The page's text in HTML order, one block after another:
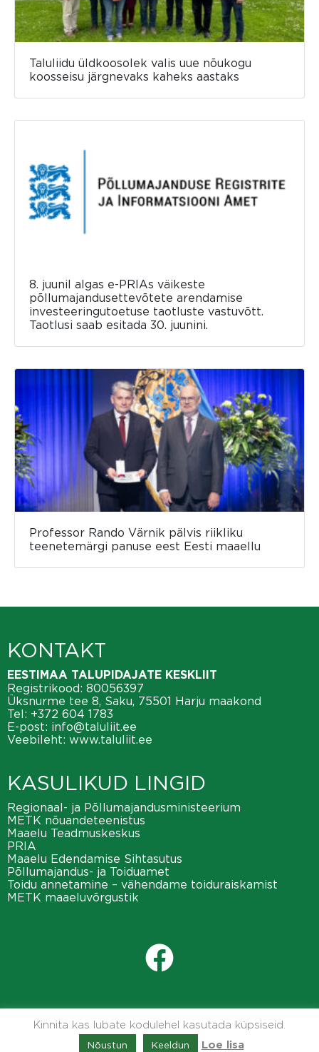
Taluliidu üldkoosolek valis uue nõukogu
koosseisu järgnevaks kaheks aastaks
8. juunil algas e-PRIAs väikeste
põllumajandusettevõtete arendamise
investeeringutoetuse taotluste vastuvõtt.
Taotlusi saab esitada 30. juunini.
Professor Rando Värnik pälvis riikliku
teenetemärgi panuse eest Eesti maaellu
KONTAKT
EESTIMAA TALUPIDAJATE KESKLIIT
Registrikood: 80056397
Üksnurme tee 8, Saku, 75501 Harju maakond
Tel: +372 604 1783
E-post: info@taluliit.ee
Veebileht: www.taluliit.ee
KASULIKUD LINGID
Regionaal- ja Põllumajandusministeerium
METK nõuandeteenistus
Maaelu Teadmuskeskus
PRIA
Maaelu Edendamise Sihtasutus
Põllumajandus- ja Toiduamet
Toidu annetamine – vähendame toiduraiskamist
METK maaeluvõrgustik
Kinnita kas lubate kodulehel kasutada küpsiseid.
Nõustun Keeldun Loe lisa